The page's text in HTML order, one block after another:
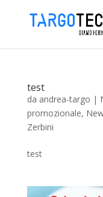
test
da andrea-targo |
promozionale,
Zerbini
test